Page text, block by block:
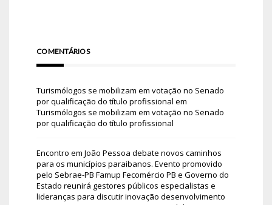
COMENTÁRIOS
Turismólogos se mobilizam em votação no Senado
por qualificação do título profissional em
Turismólogos se mobilizam em votação no Senado
por qualificação do título profissional
Encontro em João Pessoa debate novos caminhos
para os municípios paraibanos. Evento promovido
pelo Sebrae-PB Famup Fecomércio PB e Governo do
Estado reunirá gestores públicos especialistas e
lideranças para discutir inovação desenvolvimento